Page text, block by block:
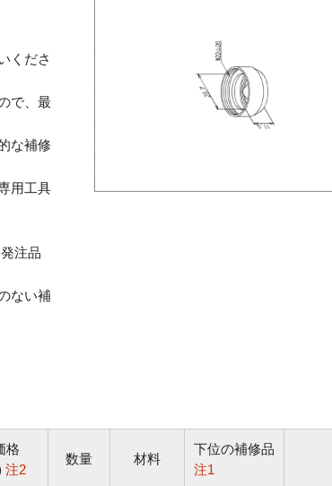
くださ
で、最
な補修
用工具
注品
ない補
格
注2
数量 材料
下位の補修品
注1